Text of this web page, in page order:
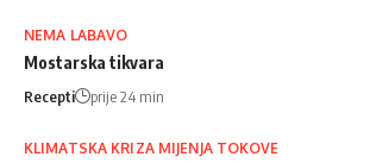
NEMA LABAVO
Mostarska tikvara
Recepti prije 24 min
KLIMATSKA KRIZA MIJENJA TOKOVE